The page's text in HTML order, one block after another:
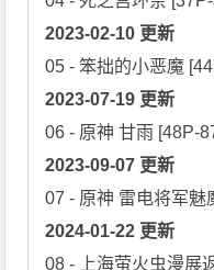
2023-02-10 更新
2023-07-19 更新
2023-09-07 更新
2024-01-22 更新